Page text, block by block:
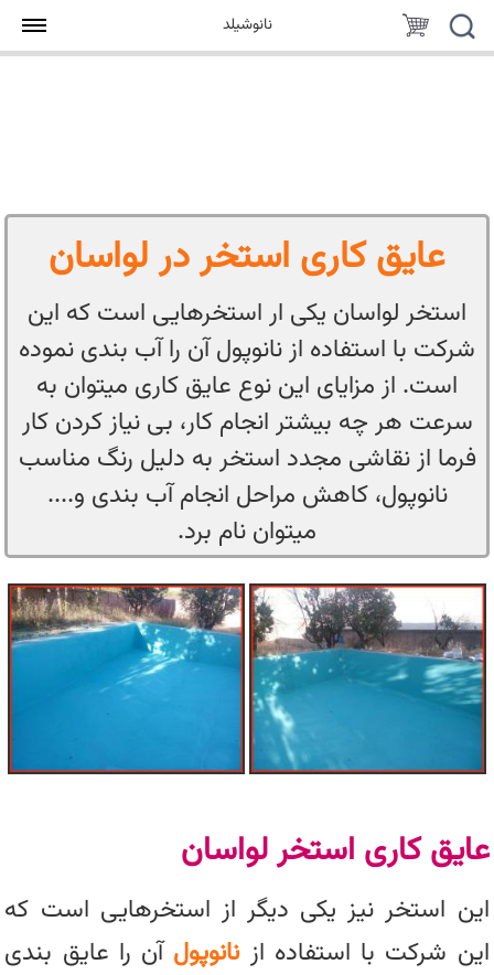
نانوشیلد
عایق کاری استخر در لواسان
استخر لواسان یکی ار استخرهایی است که این
شرکت با استفاده از نانوپول آن را آب بندی نموده
است. از مزایای این نوع عایق کاری میتوان به
سرعت هر چه بیشتر انجام کار، بی نیاز کردن کار
فرما از نقاشی مجدد استخر به دلیل رنگ مناسب
نانوپول، کاهش مراحل انجام آب بندی و....
میتوان نام برد.
عایق کاری استخر لواسان
این استخر نیز یکی دیگر از استخرهایی است که
این شرکت با استفاده ازنانوپول آن را عایق بندی
جستجو
سبد